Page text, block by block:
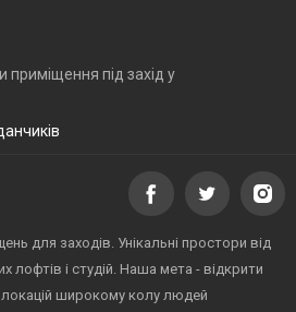
під захід у
для заходів. Унікальні простори від
лофтів і студій. Наша мета - відкрити
локацій широкому колу людей